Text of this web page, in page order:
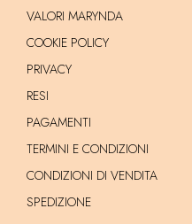
VALORI MARYNDA
COOKIE POLICY
PRIVACY
RESI
PAGAMENTI
TERMINI E CONDIZIONI
CONDIZIONI DI VENDITA
SPEDIZIONE